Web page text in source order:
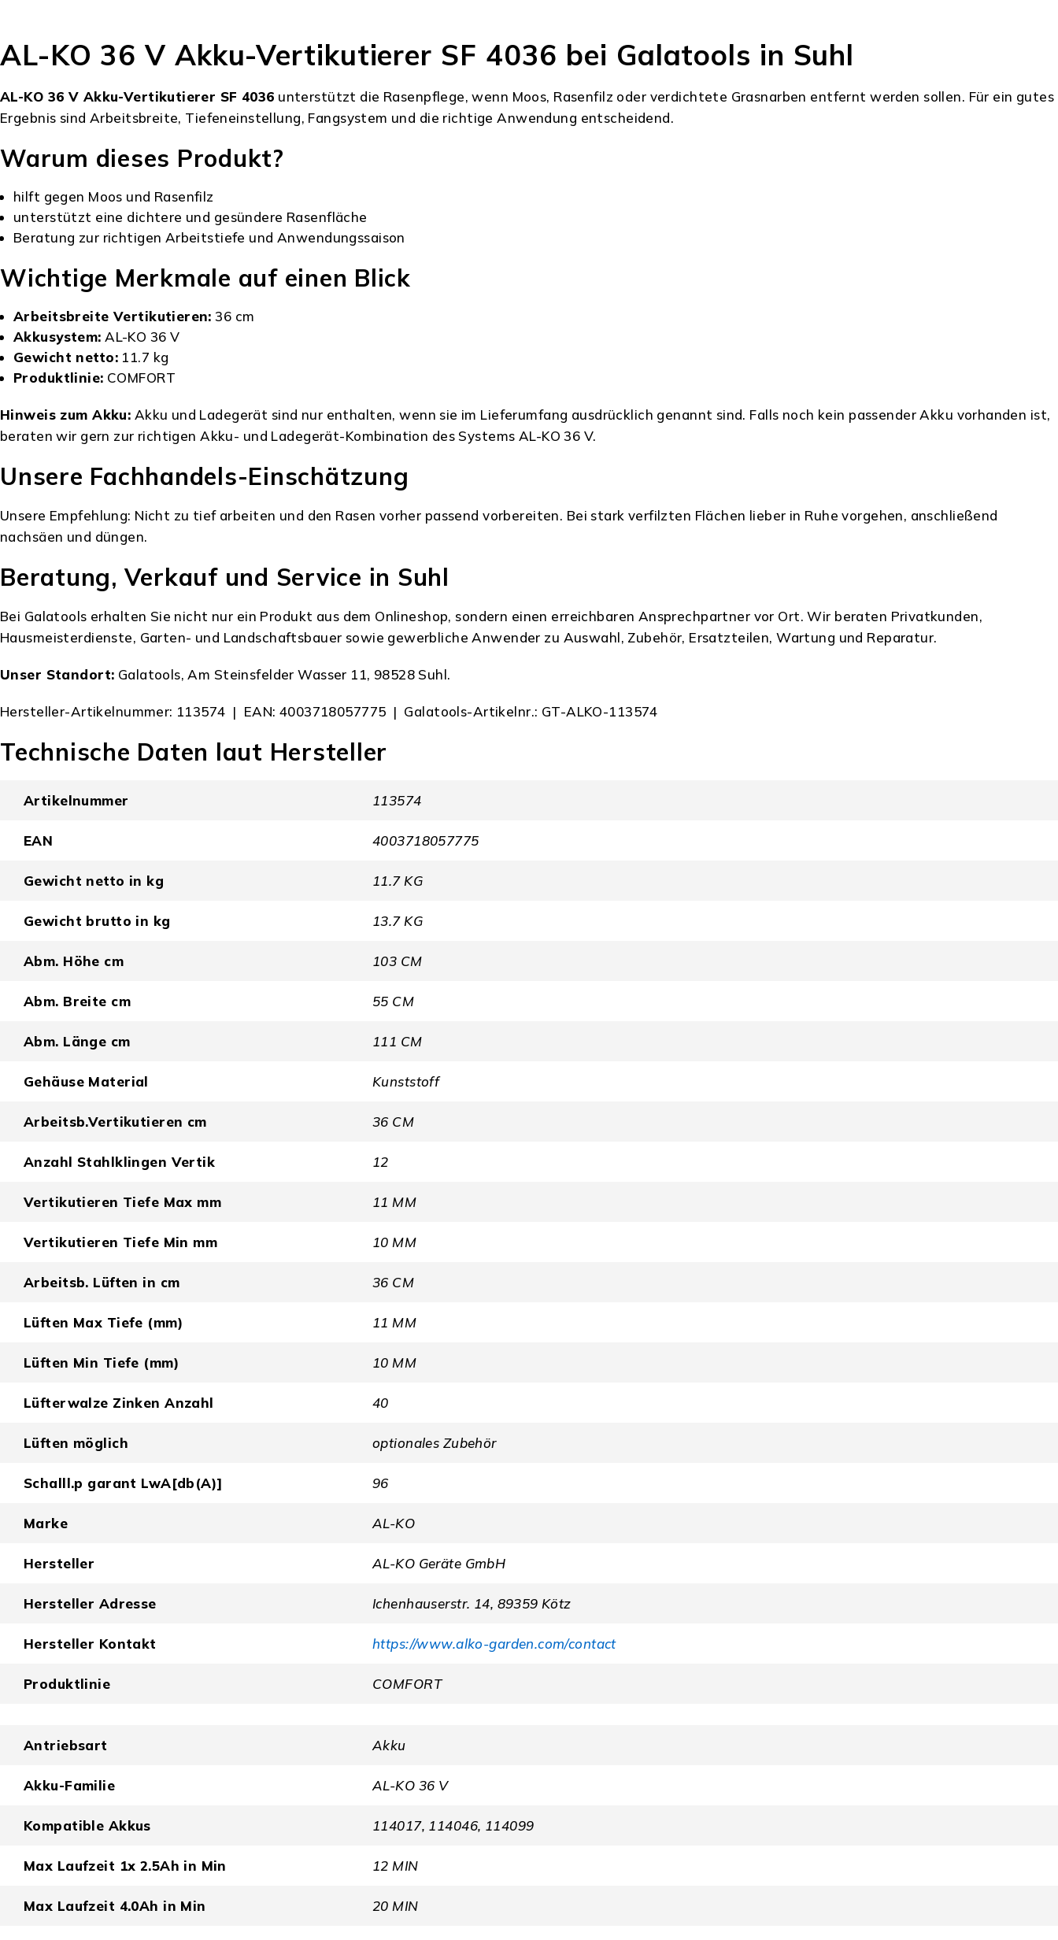
AL-KO 36 V Akku-Vertikutierer SF 4036 bei Galatools in Suhl
AL-KO 36 V Akku-Vertikutierer SF 4036 unterstützt die Rasenpflege, wenn Moos, Rasenfilz oder verdichtete Grasnarben entfernt werden sollen. Für ein gutes
Ergebnis sind Arbeitsbreite, Tiefeneinstellung, Fangsystem und die richtige Anwendung entscheidend.
Warum dieses Produkt?
hilft gegen Moos und Rasenfilz
unterstützt eine dichtere und gesündere Rasenfläche
Beratung zur richtigen Arbeitstiefe und Anwendungssaison
Wichtige Merkmale auf einen Blick
Arbeitsbreite Vertikutieren: 36 cm
Akkusystem: AL-KO 36 V
Gewicht netto:11.7 kg
Produktlinie: COMFORT
Hinweis zum Akku: Akku und Ladegerät sind nur enthalten, wenn sie im Lieferumfang ausdrücklich genannt sind. Falls noch kein passender Akku vorhanden ist,
beraten wir gern zur richtigen Akku- und Ladegerät-Kombination des Systems AL-KO 36 V.
Unsere Fachhandels-Einschätzung
Unsere Empfehlung: Nicht zu tief arbeiten und den Rasen vorher passend vorbereiten. Bei stark verfilzten Flächen lieber in Ruhe vorgehen, anschließend
nachsäen und düngen.
Beratung, Verkauf und Service in Suhl
Bei Galatools erhalten Sie nicht nur ein Produkt aus dem Onlineshop, sondern einen erreichbaren Ansprechpartner vor Ort. Wir beraten Privatkunden,
Hausmeisterdienste, Garten- und Landschaftsbauer sowie gewerbliche Anwender zu Auswahl, Zubehör, Ersatzteilen, Wartung und Reparatur.
Unser Standort: Galatools, Am Steinsfelder Wasser 11, 98528 Suhl.
Hersteller-Artikelnummer: 113574 | EAN: 4003718057775 | Galatools-Artikelnr.: GT-ALKO-113574
Technische Daten laut Hersteller
Artikelnummer 113574
EAN 4003718057775
Gewicht netto in kg 11.7 KG
Gewicht brutto in kg 13.7 KG
Abm. Höhe cm 103 CM
Abm. Breite cm 55 CM
Abm. Länge cm 111 CM
Gehäuse Material Kunststoff
Arbeitsb.Vertikutieren cm 36 CM
Anzahl Stahlklingen Vertik 12
Vertikutieren Tiefe Max mm 11 MM
Vertikutieren Tiefe Min mm 10 MM
Arbeitsb. Lüften in cm 36 CM
Lüften Max Tiefe (mm) 11 MM
Lüften Min Tiefe (mm) 10 MM
Lüfterwalze Zinken Anzahl 40
Lüften möglich optionales Zubehör
Schalll.p garant LwA[db(A)] 96
Marke AL-KO
Hersteller AL-KO Geräte GmbH
Hersteller Adresse Ichenhauserstr. 14, 89359 Kötz
Hersteller Kontakt https://www.alko-garden.com/contact
Produktlinie COMFORT
Antriebsart Akku
Akku-Familie AL-KO 36 V
Kompatible Akkus 114017, 114046, 114099
Max Laufzeit 1x 2.5Ah in Min 12 MIN
Max Laufzeit 4.0Ah in Min 20 MIN